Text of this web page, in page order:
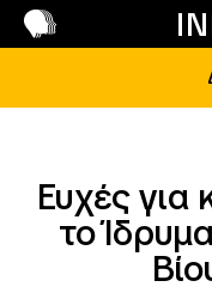
Ευχές για
το